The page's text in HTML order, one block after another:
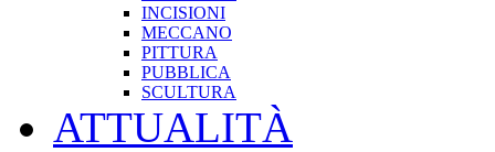
INCISIONI
MECCANO
PITTURA
PUBBLICA
SCULTURA
ATTUALITÀ